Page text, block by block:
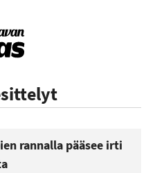
rannalla pääsee irti